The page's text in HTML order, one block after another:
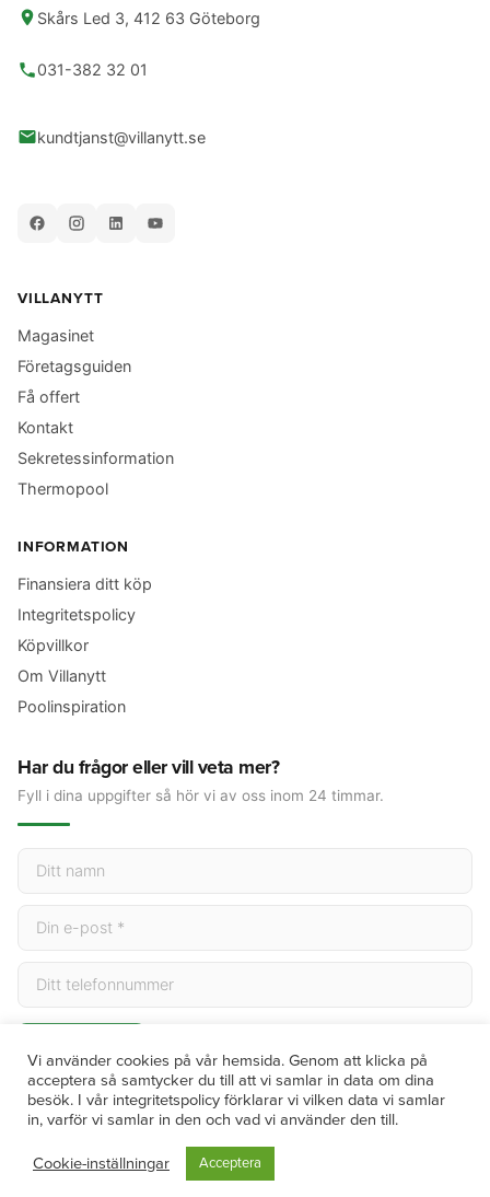
Skårs Led 3, 412 63 Göteborg
031-382 32 01
kundtjanst@villanytt.se
VILLANYTT
Magasinet
Företagsguiden
Få offert
Kontakt
Sekretessinformation
Thermopool
INFORMATION
Finansiera ditt köp
Integritetspolicy
Köpvillkor
Om Villanytt
Poolinspiration
Har du frågor eller vill veta mer?
Fyll i dina uppgifter så hör vi av oss inom 24 timmar.
© 2026 Villanytt. Alla rättigheter förbehållna. | Org.nr 559119-7719
IntegritetspolicyKöpvillkor
Vi använder cookies på vår hemsida. Genom att klicka på
acceptera så samtycker du till att vi samlar in data om dina
besök. I vår integritetspolicy förklarar vi vilken data vi samlar
in, varför vi samlar in den och vad vi använder den till.
Cookie-inställningar Acceptera